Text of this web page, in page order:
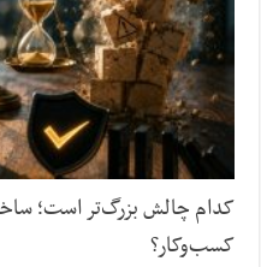
کدام چالش بزرگ‌تر است؛
کسب‌وکار؟